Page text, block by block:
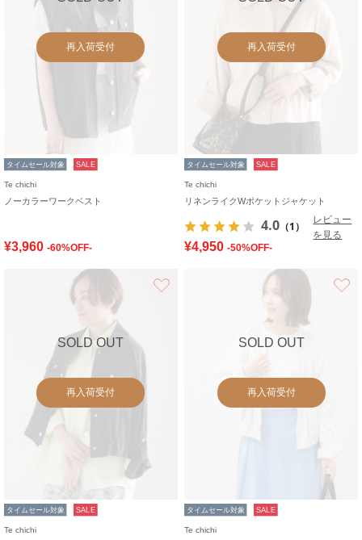
再入荷受付
タイムセール対象 SALE
Te chichi
ノーカラーワークベスト
¥3,960 -60%OFF-
再入荷受付
タイムセール対象 SALE
Te chichi
リネンライクWポケットジャケット
4.0 （1）
レビュー
を見る
¥4,950 -50%OFF-
SOLD OUT
再入荷受付
タイムセール対象 SALE
Te chichi
SOLD OUT
再入荷受付
タイムセール対象 SALE
Te chichi